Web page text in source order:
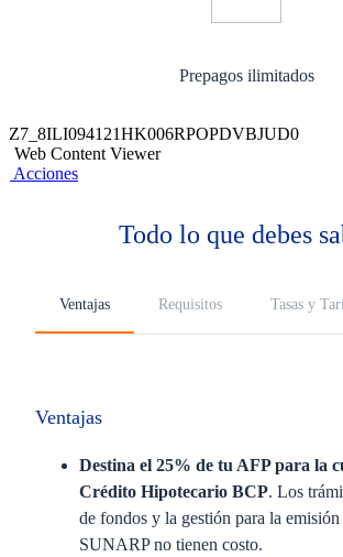
Prepagos ilimitados​
Z7_8ILI094121HK006RPOPDVBJUD0
Web Content Viewer
Acciones
Todo lo que debes
Ventajas Requisitos Tasas y
Ventajas
Destina el 25% de tu AFP para la
Crédito Hipotecario BCP. Los
de fondos y la gestión para la
SUNARP no tienen costo.